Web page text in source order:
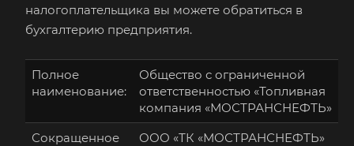
налогоплательщика вы можете обратиться в
бухгалтерию предприятия.
Полное
наименование:
Общество с ограниченной
ответственностью «Топливная
компания «МОСТРАНСНЕФТЬ»
Сокращенное
ООО «ТК «МОСТРАНСНЕФТЬ»